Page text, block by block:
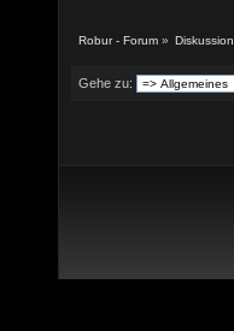
Robur - Forum » Diskussion
Gehe zu: